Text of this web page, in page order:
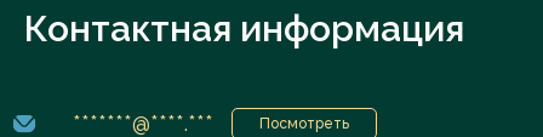
Контактная информация
*******@****.*** Посмотреть